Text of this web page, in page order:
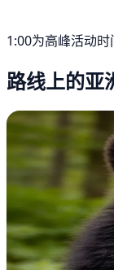
1:00为高峰活动
路线上的亚